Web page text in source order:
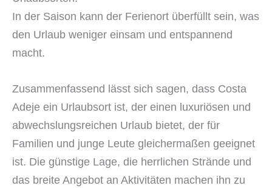
In der Saison kann der Ferienort überfüllt sein, was
den Urlaub weniger einsam und entspannend
macht.
Zusammenfassend lässt sich sagen, dass Costa
Adeje ein Urlaubsort ist, der einen luxuriösen und
abwechslungsreichen Urlaub bietet, der für
Familien und junge Leute gleichermaßen geeignet
ist. Die günstige Lage, die herrlichen Strände und
das breite Angebot an Aktivitäten machen ihn zu